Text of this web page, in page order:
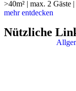
>40m² | max. 2 Gäste
mehr entdecken
Nützliche